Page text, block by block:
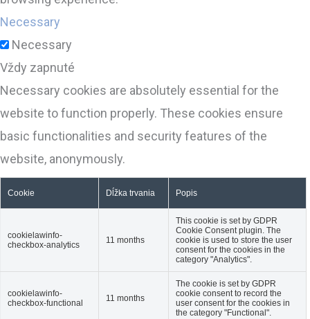
Necessary
Necessary
Vždy zapnuté
Necessary cookies are absolutely essential for the
website to function properly. These cookies ensure
basic functionalities and security features of the
website, anonymously.
Cookie Dĺžka trvania Popis
cookielawinfo-
checkbox-analytics
11 months
This cookie is set by GDPR
Cookie Consent plugin. The
cookie is used to store the user
consent for the cookies in the
category "Analytics".
cookielawinfo-
checkbox-functional
11 months
The cookie is set by GDPR
cookie consent to record the
user consent for the cookies in
the category "Functional".